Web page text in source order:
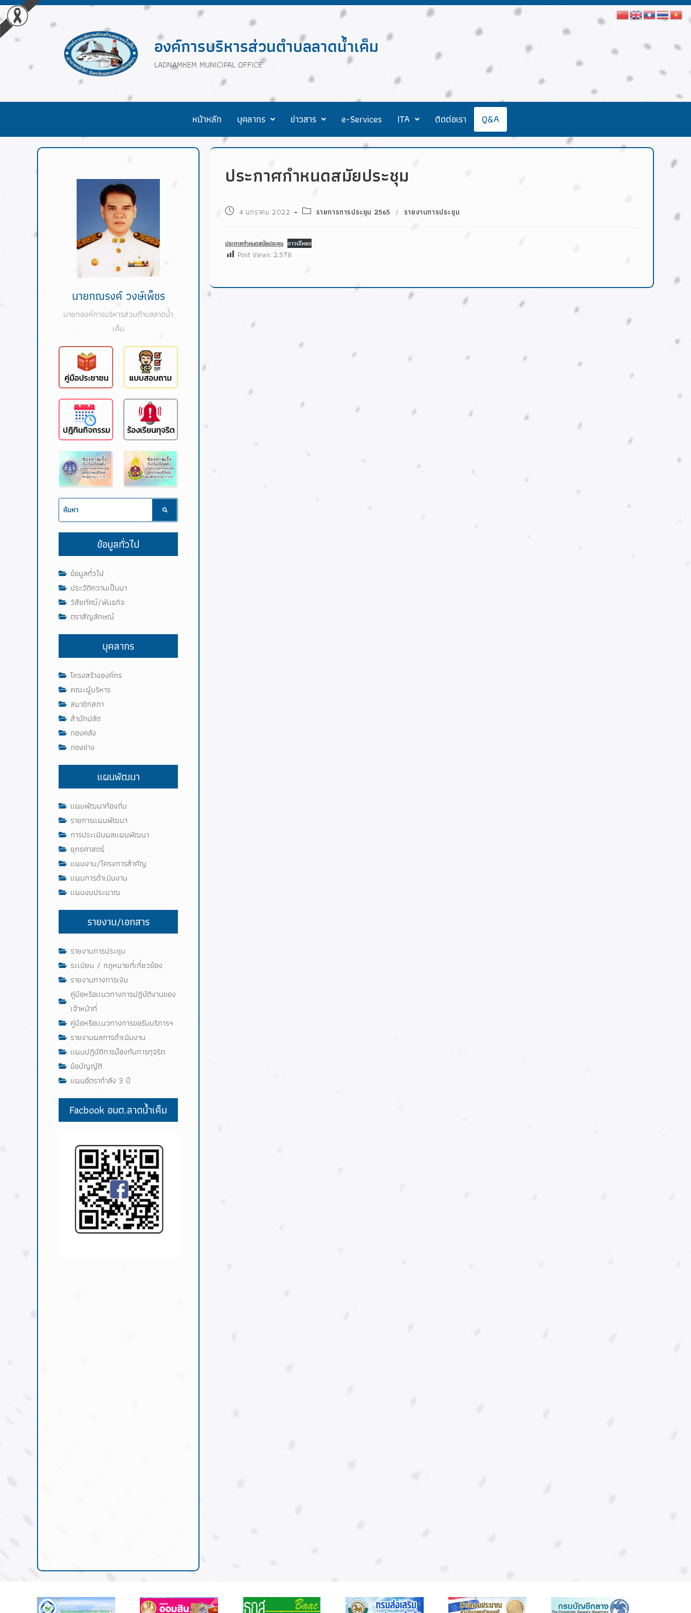
องค์การบริหารส่วนตำบลลาดน้ำเค็ม
LADNAMKEM MUNICIPAL OFFICE
หน้าหลัก บุคลากร ข่าวสาร e-Services ITA ติดต่อเรา Q&A
ประกาศกำหนดสมัยประชุม
4 มกราคม 2022 รายการการประชุม 2565 / รายงานการประชุม
ประกาศกำหนดสมัยประชุม ดาวน์โหลด
Post Views: 2,578
นายกณรงค์ วงษ์เพ็ชร
นายกองค์การบริหารส่วนตำบลลาดน้ำ
เค็ม
ข้อมูลทั่วไป
ข้อมูลทั่วไป
ประวัติความเป็นมา
วิสัยทัศน์/พันธกิจ
ตราสัญลักษณ์
บุคลากร
โครงสร้างองค์กร
คณะผู้บริหาร
สมาชิกสภา
สำนักปลัด
กองคลัง
กองช่าง
แผนพัฒนา
แผนพัฒนาท้องถิ่น
รายการแผนพัฒนา
การประเมินผลแผนพัฒนา
ยุทธศาสตร์
แผนงาน/โครงการสำคัญ
แผนการดำเนินงาน
แผนงบประมาณ
รายงาน/เอกสาร
รายงานการประชุม
ระเบียบ / กฎหมายที่เกี่ยวข้อง
รายงานทางการเงิน
คู่มือหรือเเนวทางการปฏิบัติงานของ
เจ้าหน้าที่
คู่มือหรือเเนวทางการขอรับบริการฯ
รายงานผลการดำเนินงาน
แผนปฎิบัติการป้องกันการทุจริต
ข้อบัญญัติ
แผนอัตรากำลัง 3 ปี
Facbook อบต.ลาดน้ำเค็ม